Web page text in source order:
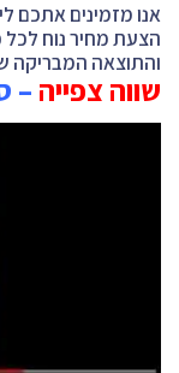
אנו מזמינים אתכם
הצעת מחיר נוח
והתוצאה המבריקה
שווה צפייה –